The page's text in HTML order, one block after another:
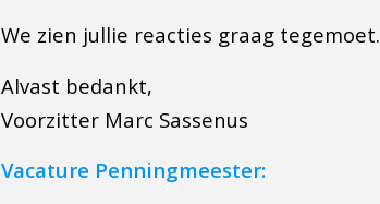
We zien jullie reacties graag tegemoet.
Alvast bedankt,
Voorzitter Marc Sassenus
Vacature Penningmeester: